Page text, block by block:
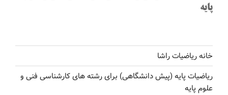
پایه
خانه ریاضیات راشا
ریاضیات پایه (پیش دانشگاهی) برای رشته های کارشناسی فنی و
علوم پایه